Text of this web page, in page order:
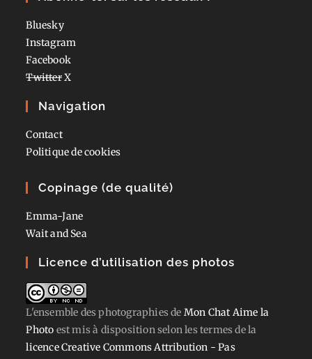
Bluesky
Instagram
Facebook
TwitterX
Navigation
Contact
Politique de cookies
Copinage (de qualité)
Emma-Jane
Wait and Sea
Licence d’utilisation des photos
L'ensemble des photographiesde Mon Chat Aime la
Photo est mis à disposition selon les termes de la
licence Creative Commons Attribution - Pas